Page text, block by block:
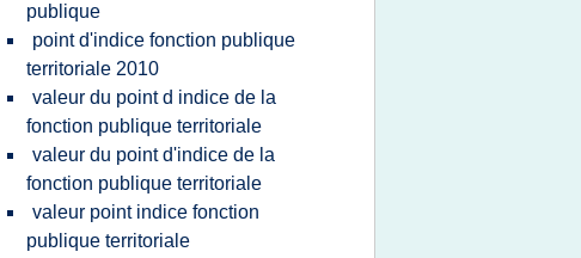
publique
point d'indice fonction publique
territoriale 2010
valeur du point d indice de la
fonction publique territoriale
valeur du point d'indice de la
fonction publique territoriale
valeur point indice fonction
publique territoriale